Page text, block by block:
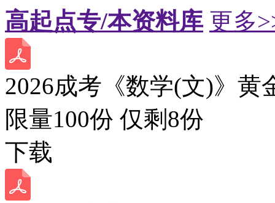
高起点专/本资料库 更多
2026成考《数学(文)》黄
限量100份 仅剩 8份
下载